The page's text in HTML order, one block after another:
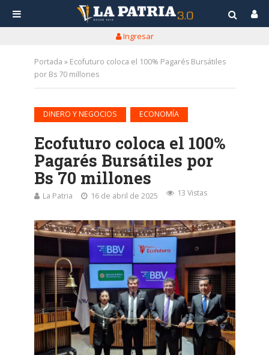
Ingresar
Portada » Ecofuturo coloca el 100% Pagarés Bursátiles
por Bs 70 millones
DINERO Y NEGOCIOS ECONOMÍA
Ecofuturo coloca el 100%
Pagarés Bursátiles por
Bs 70 millones
La Patria 16 de abril de 2025 13 Vistas